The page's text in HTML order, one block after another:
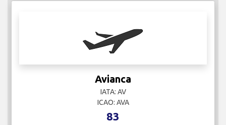
Avianca
IATA: AV
ICAO: AVA
83